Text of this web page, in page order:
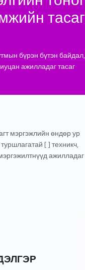
тасаг
бүрэн бүтэн байдал,
ажилладаг тасаг
мэргэжлийн өндөр ур
[ ] техникч,
ажилладаг